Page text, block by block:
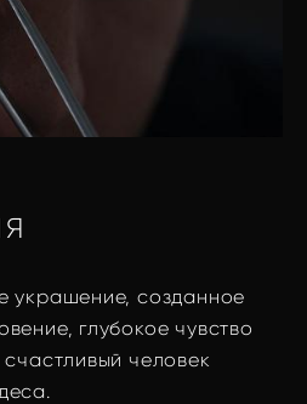
украшение, созданное
глубокое чувство
человек